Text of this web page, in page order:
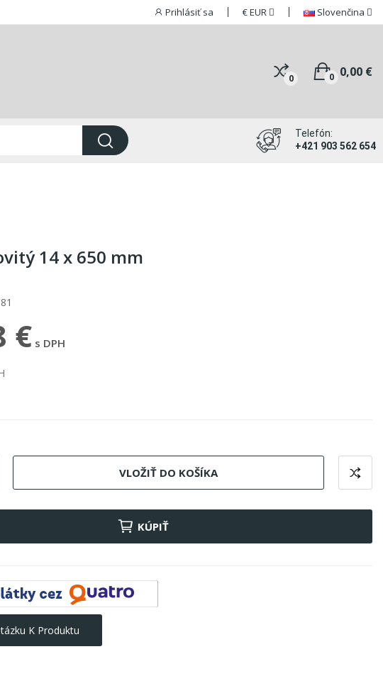
Prihlásiť sa €EUR Slovenčina
0 0,00 €
0
Telefón:
+421 903 562 654
14 x 650 mm
€ s DPH
VLOŽIŤ DO KOŠÍKA
KÚPIŤ
K Produktu